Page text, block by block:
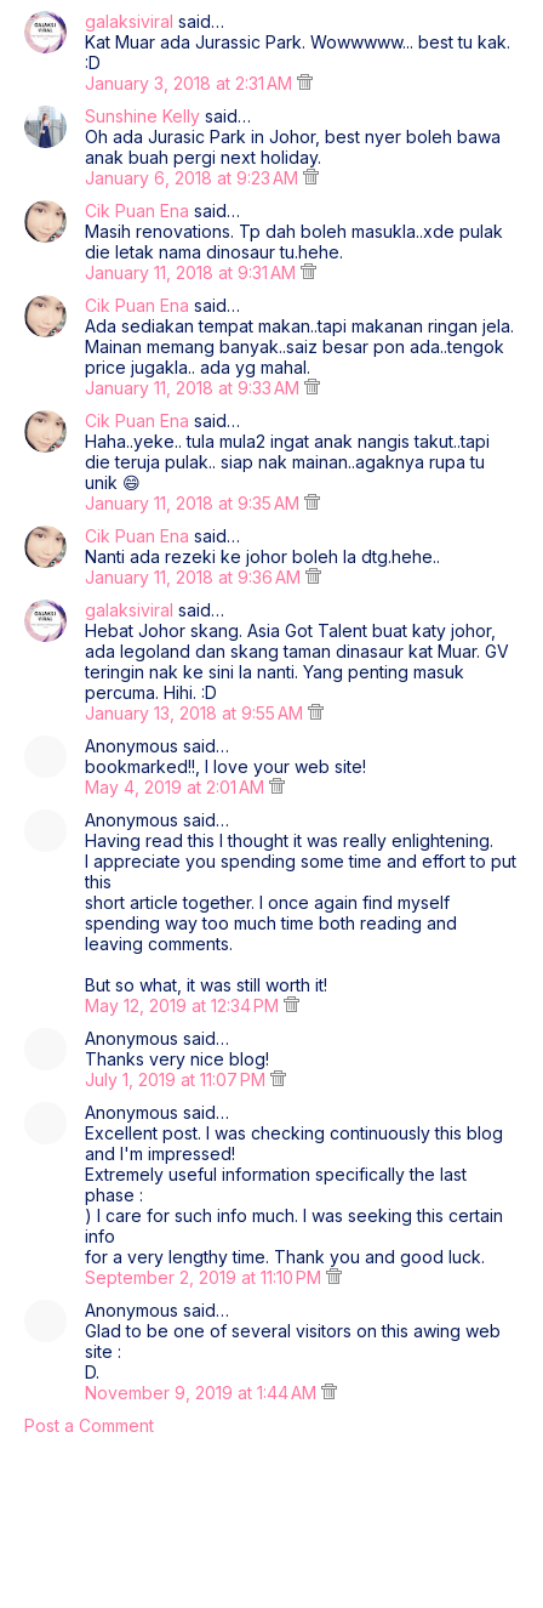
galaksiviral said…
Kat Muar ada Jurassic Park. Wowwwww... best tu kak.
:D
January 3, 2018 at 2:31 AM
Sunshine Kelly said…
Oh ada Jurasic Park in Johor, best nyer boleh bawa
anak buah pergi next holiday.
January 6, 2018 at 9:23 AM
Cik Puan Ena said…
Masih renovations. Tp dah boleh masukla..xde pulak
die letak nama dinosaur tu.hehe.
January 11, 2018 at 9:31 AM
Cik Puan Ena said…
Ada sediakan tempat makan..tapi makanan ringan jela.
Mainan memang banyak..saiz besar pon ada..tengok
price jugakla.. ada yg mahal.
January 11, 2018 at 9:33 AM
Cik Puan Ena said…
Haha..yeke.. tula mula2 ingat anak nangis takut..tapi
die teruja pulak.. siap nak mainan..agaknya rupa tu
unik 😄
January 11, 2018 at 9:35 AM
Cik Puan Ena said…
Nanti ada rezeki ke johor boleh la dtg.hehe..
January 11, 2018 at 9:36 AM
galaksiviral said…
Hebat Johor skang. Asia Got Talent buat katy johor,
ada legoland dan skang taman dinasaur kat Muar. GV
teringin nak ke sini la nanti. Yang penting masuk
percuma. Hihi. :D
January 13, 2018 at 9:55 AM
Anonymous said…
bookmarked!!, I love your web site!
May 4, 2019 at 2:01 AM
Anonymous said…
Having read this I thought it was really enlightening.
I appreciate you spending some time and effort to put
this
short article together. I once again find myself
spending way too much time both reading and
leaving comments.
But so what, it was still worth it!
May 12, 2019 at 12:34 PM
Anonymous said…
Thanks very nice blog!
July 1, 2019 at 11:07 PM
Anonymous said…
Excellent post. I was checking continuously this blog
and I'm impressed!
Extremely useful information specifically the last
phase :
) I care for such info much. I was seeking this certain
info
for a very lengthy time. Thank you and good luck.
September 2, 2019 at 11:10 PM
Anonymous said…
Glad to be one of several visitors on this awing web
site :
D.
November 9, 2019 at 1:44 AM
Post a Comment